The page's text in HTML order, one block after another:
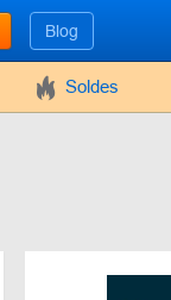
Blog
Soldes